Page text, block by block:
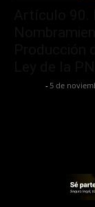
- 5 de